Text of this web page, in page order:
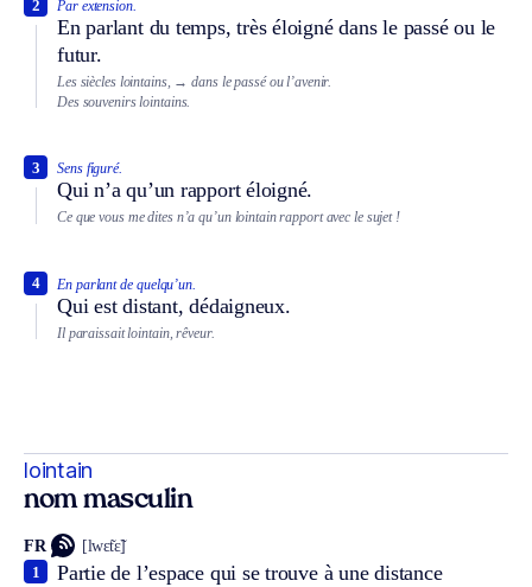
Par extension.
En parlant du temps, très éloigné dans le passé ou le
futur.
2
Les siècles lointains, → dans le passé ou l’avenir.
Des souvenirs lointains.
Sens figuré.
Qui n’a qu’un rapport éloigné.
3
Ce que vous me dites n’a qu’un lointain rapport avec le sujet !
En parlant de quelqu’un.
Qui est distant, dédaigneux.
4
Il paraissait lointain, rêveur.
lointain
nom masculin
FR [lwɛ̃tɛ̃]
Partie de l’espace qui se trouve à une distance
1